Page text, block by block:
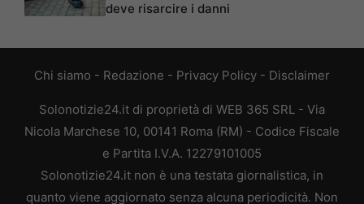
deve risarcire i danni
Chi siamo - Redazione - Privacy Policy - Disclaimer
Solonotizie24.it di proprietà di WEB 365 SRL - Via
Nicola Marchese 10, 00141 Roma (RM) - Codice Fiscale
e Partita I.V.A. 12279101005
Solonotizie24.it non è una testata giornalistica, in
quanto viene aggiornato senza alcuna periodicità. Non